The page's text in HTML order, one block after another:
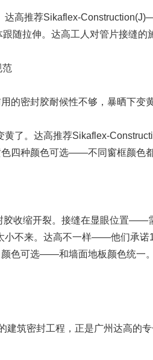
高推荐Sikaflex-
拉伸。达高工人对管片接缝
范
的密封胶耐候性不够，暴晒下
了。达高推荐Sikaflex-
四种颜色可选——不同窗框颜
收缩开裂。接缝在显眼位置——
不来。达高不一样——他们承
色可选——和墙面地板颜色统
筑密封工程，正是广州达高的